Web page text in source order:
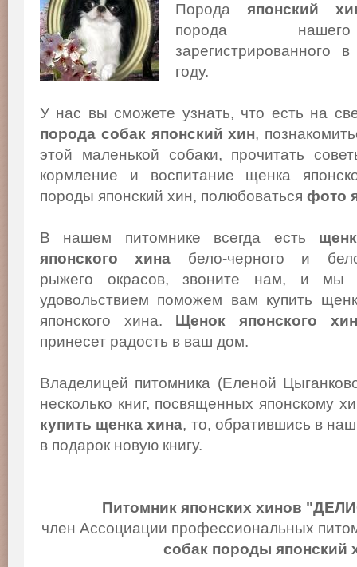
Порода японский
порода
году.
У нас вы сможете узнать, что есть на
порода собак японский хин,
этой маленькой собаки, прочитать
кормление и воспитание щенка
породы японский хин, полюбоваться фото
В нашем питомнике всегда есть
японского хина бело-черного и
рыжего окрасов, звоните нам, и мы
удовольствием поможем вам купить
японского хина. Щенок японского
принесет радость в ваш дом.
Владелицей питомника (Еленой
несколько книг, посвященных японскому
купить щенка хина, то, обратившись в
в подарок новую книгу.
Питомник японских хинов
член Ассоциации профессиональных
собак породы японский